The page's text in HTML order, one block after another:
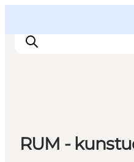
Oplevelser
Outdoor
RUM -